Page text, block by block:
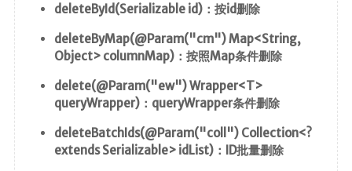
deleteById(Serializable id)：按id删除
deleteByMap(@Param("cm") Map<String,
Object> columnMap)：按照Map条件删除
delete(@Param("ew") Wrapper<T>
queryWrapper)：queryWrapper条件删除
deleteBatchIds(@Param("coll") Collection<?
extends Serializable> idList)：ID批量删除